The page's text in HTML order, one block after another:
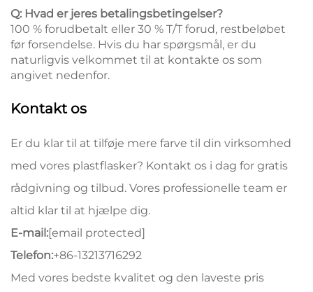
Q: Hvad er jeres betalingsbetingelser?
100 % forudbetalt eller 30 % T/T forud, restbeløbet
før forsendelse. Hvis du har spørgsmål, er du
naturligvis velkommet til at kontakte os som
angivet nedenfor.
Kontakt os
Er du klar til at tilføje mere farve til din virksomhed
med vores plastflasker? Kontakt os i dag for gratis
rådgivning og tilbud. Vores professionelle team er
altid klar til at hjælpe dig.
E-mail:[email protected]
Telefon:+86-13213716292
Med vores bedste kvalitet og den laveste pris